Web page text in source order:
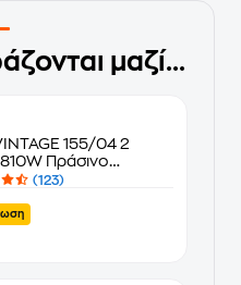
μαζί...
155/04 2
Πράσινο
(123)